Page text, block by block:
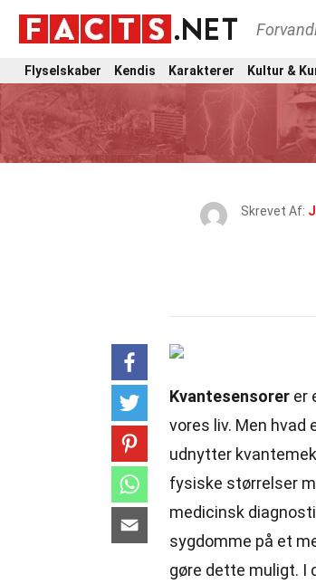
Flyselskaber Kendis Karakterer Kultur &
Skrevet Af:
Kvantesensorer er
vores liv. Men hvad
udnytter
fysiske størrelser
medicinsk
sygdomme på et
gøre dette muligt. I